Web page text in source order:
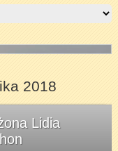
2018
Lidia